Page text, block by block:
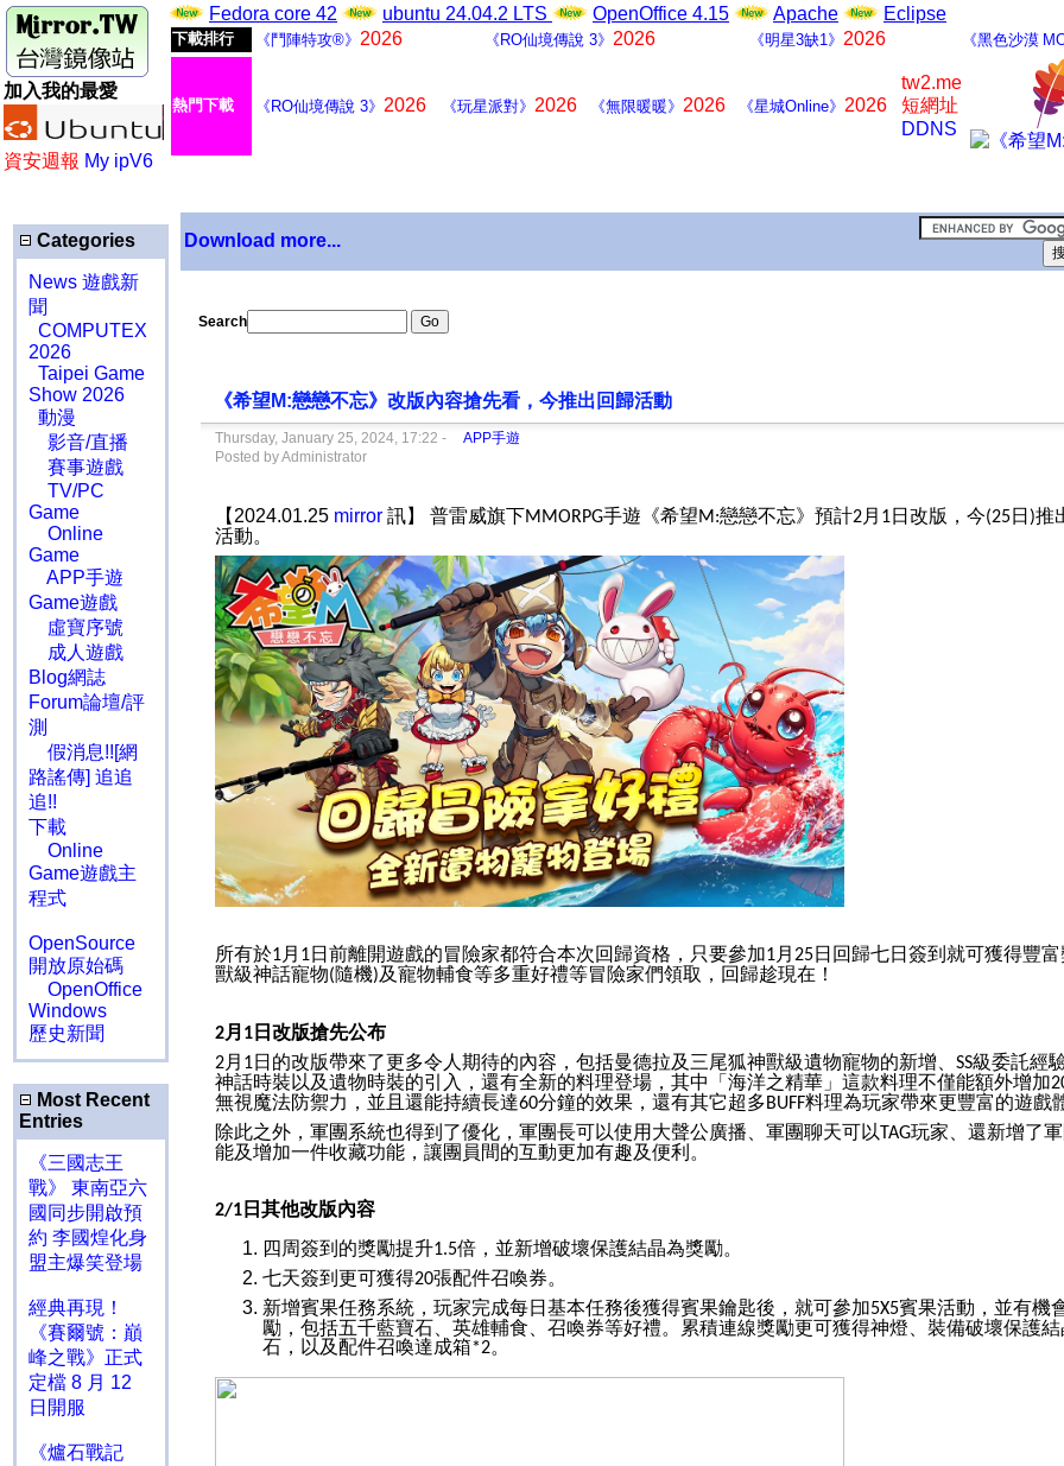
加入我的最愛
資安週報 My ipV6
Fedora core 42 ubuntu 24.04.2 LTS OpenOffice 4.15 Apache Eclipse
下載排行 《鬥陣特攻®》 2026 《RO仙境傳說 3》 2026 《明星3缺1》 2026 《黑色沙漠
熱門下載 《RO仙境傳說 3》 2026 《玩星派對》 2026 《無限暖暖》 2026 《星城Online》 2026
tw2.me
短網址
DDNS
Categories
News 遊戲新
聞
COMPUTEX
2026
Taipei Game
Show 2026
動漫
影音/直播
賽事遊戲
TV/PC
Game
Online
Game
APP手遊
Game遊戲
虛寶序號
成人遊戲
Blog網誌
Forum論壇/評
測
假消息!![網
路謠傳] 追追
追!!
下載
Online
Game遊戲主
程式
OpenSource
開放原始碼
OpenOffice
Windows
歷史新聞
Most Recent
Entries
《三國志王
戰》 東南亞六
國同步開啟預
約 李國煌化身
盟主爆笑登場
經典再現！
《賽爾號：巔
峰之戰》正式
定檔 8 月 12
日開服
《爐石戰記
Download more...
Search
《希望M:戀戀不忘》改版內容搶先看，今推出回歸活動
Thursday, January 25, 2024, 17:22 -
APP手遊
Posted by Administrator
【2024.01.25 mirror 訊】 普雷威旗下MMORPG手遊《希望M:戀戀不忘》預計2月 1日改版，今(25日 )推
活動。
所有於1月 1日前離開遊戲的冒險家都符合本次回歸資格，只要參加1月 25日回歸七日簽到就可獲得豐
獸級神話寵物(隨機)及寵物輔食等多重好禮等冒險家們領取，回歸趁現在！
2月 1 日改版搶先公布
2月 1日的改版帶來了更多令人期待的內容，包括曼德拉及三尾狐神獸級遺物寵物的新增、 SS級委託經
神話時裝以及遺物時裝的引入，還有全新的料理登場，其中「海洋之精華」這款料理不僅能額外增加
無視魔法防禦力，並且還能持續長達60分鐘的效果，還有其它超多BUFF料理為玩家帶來更豐富的遊戲
除此之外，軍團系統也得到了優化，軍團長可以使用大聲公廣播、軍團聊天可以TAG玩家、還新增了
能及增加一件收藏功能，讓團員間的互動更加有趣及便利。
2/1 日其他改版內容
四周簽到的獎勵提升1.5倍，並新增破壞保護結晶為獎勵。
七天簽到更可獲得20張配件召喚券。
新增賓果任務系統，玩家完成每日基本任務後獲得賓果鑰匙後，就可參加5X5賓果活動，並有機
勵，包括五千藍寶石、英雄輔食、召喚券等好禮。累積連線獎勵更可獲得神燈、裝備破壞保護
石，以及配件召喚達成箱*2。